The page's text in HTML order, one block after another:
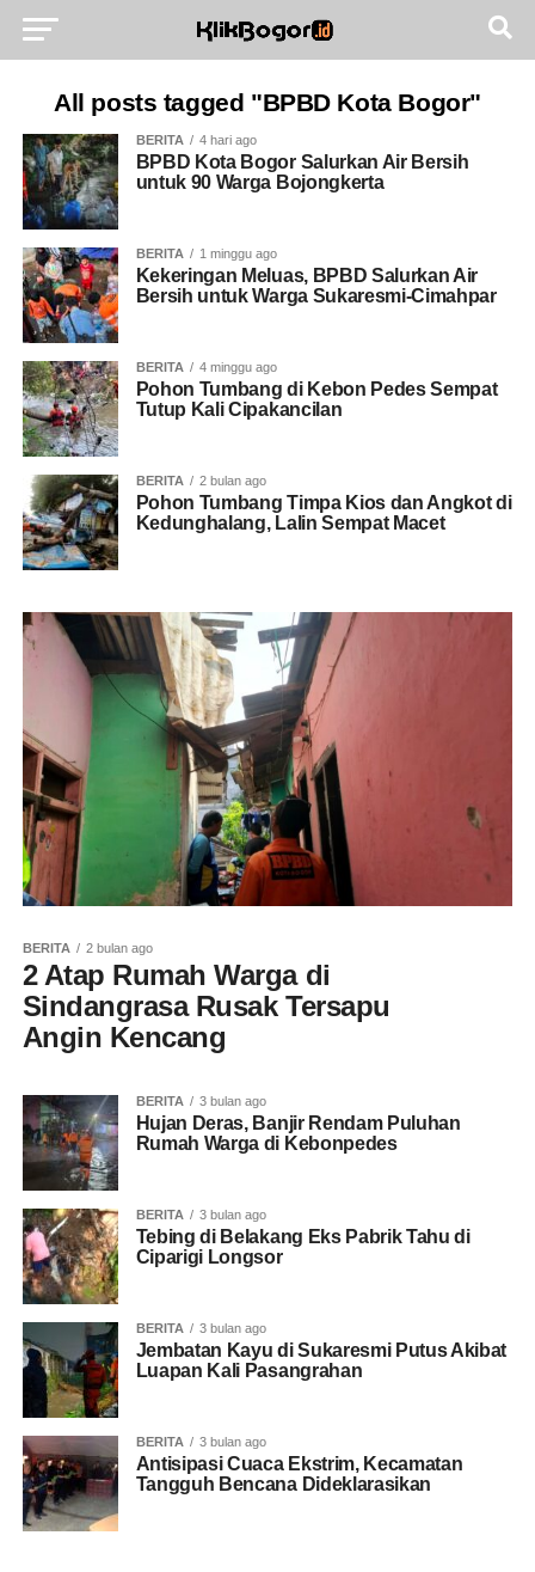
All posts tagged "BPBD Kota Bogor"
BERITA 4 hari ago
BPBD Kota Bogor Salurkan Air Bersih
untuk 90 Warga Bojongkerta
BERITA 1 minggu ago
Kekeringan Meluas, BPBD Salurkan Air
Bersih untuk Warga Sukaresmi-Cimahpar
BERITA 4 minggu ago
Pohon Tumbang di Kebon Pedes Sempat
Tutup Kali Cipakancilan
BERITA 2 bulan ago
Pohon Tumbang Timpa Kios dan Angkot di
Kedunghalang, Lalin Sempat Macet
BERITA 2 bulan ago
2 Atap Rumah Warga di
Sindangrasa Rusak Tersapu
Angin Kencang
BERITA 3 bulan ago
Hujan Deras, Banjir Rendam Puluhan
Rumah Warga di Kebonpedes
BERITA 3 bulan ago
Tebing di Belakang Eks Pabrik Tahu di
Ciparigi Longsor
BERITA 3 bulan ago
Jembatan Kayu di Sukaresmi Putus Akibat
Luapan Kali Pasangrahan
BERITA 3 bulan ago
Antisipasi Cuaca Ekstrim, Kecamatan
Tangguh Bencana Dideklarasikan